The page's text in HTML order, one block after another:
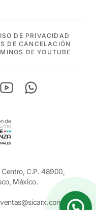
DE PRIVACIDAD
DE CANCELACIÓN
DE YOUTUBE
Centro, C.P. 48900,
México.
ventas@sicarx.com